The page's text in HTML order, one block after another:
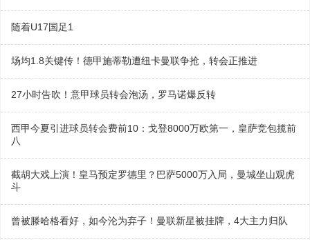
随着U17国足1
场均1.8关键传！德甲施蒂勒遭纽卡曼联争抢，转会正推进
27小时告吹！意甲球员转会泡汤，罗马诺爆反转
西甲今夏引进球员转会费前10：戈登8000万欧第一，皇萨竞包揽前
八
截胡大戏上演！皇马预定罗德里？巴萨5000万入局，曼城坐山观虎
斗
曾被滕哈格看好，如今沦为弃子！曼联新星被挂牌，4大主力归队